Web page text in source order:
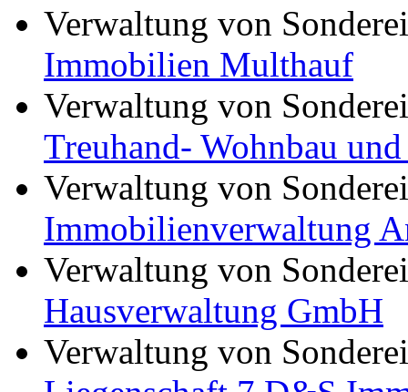
Verwaltung von
Immobilien Multhauf
Verwaltung von
Treuhand- Wohnbau
Verwaltung von
Immobilienverwaltung
Verwaltung von
Hausverwaltung GmbH
Verwaltung von